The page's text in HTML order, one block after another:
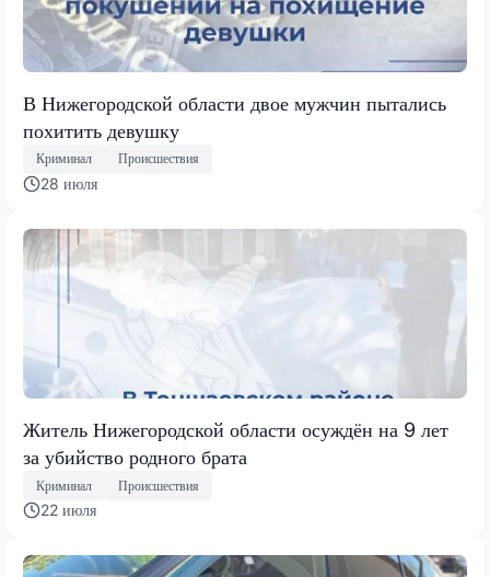
В Нижегородской области двое мужчин пытались
похитить девушку
Криминал Происшествия
28 июля
Житель Нижегородской области осуждён на 9 лет
за убийство родного брата
Криминал Происшествия
22 июля